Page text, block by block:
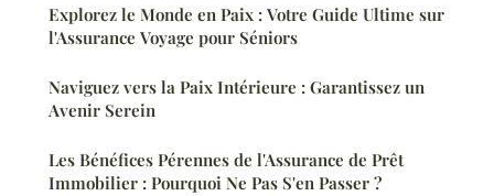
Explorez le Monde en Paix : Votre Guide Ultime sur
l'Assurance Voyage pour Séniors
Naviguez vers la Paix Intérieure : Garantissez un
Avenir Serein
Les Bénéfices Pérennes de l'Assurance de Prêt
Immobilier : Pourquoi Ne Pas S'en Passer ?